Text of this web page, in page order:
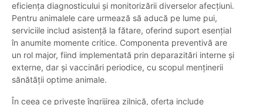
eficiența diagnosticului și monitorizării diverselor afecțiuni.
Pentru animalele care urmează să aducă pe lume pui,
serviciile includ asistență la fătare, oferind suport esențial
în anumite momente critice. Componenta preventivă are
un rol major, fiind implementată prin deparazitări interne și
externe, dar și vaccinări periodice, cu scopul menținerii
sănătății optime animale.
În ceea ce privește îngrijirea zilnică, oferta include